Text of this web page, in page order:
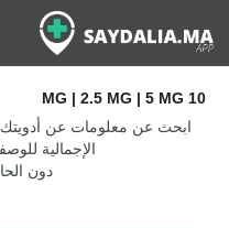
10 MG | 2.5 MG | 5 MG
ابحث عن معلومات عن أدويتك
الإجمالية
دون